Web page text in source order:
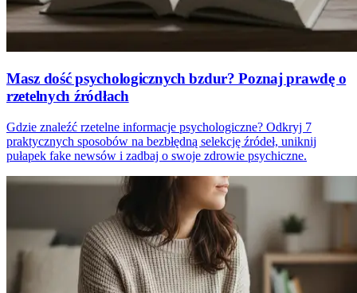
Masz dość psychologicznych bzdur? Poznaj prawdę o
rzetelnych źródłach
Gdzie znaleźć rzetelne informacje psychologiczne? Odkryj 7
praktycznych sposobów na bezbłędną selekcję źródeł, uniknij
pułapek fake newsów i zadbaj o swoje zdrowie psychiczne.